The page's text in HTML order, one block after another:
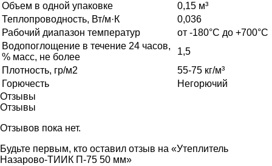
Объем в одной упаковке
0,15 м³
Теплопроводность, Вт/м·К
0,036
Рабочий диапазон температур
от -180°C до +700°C
Водопоглощение в течение 24 часов,
% масс, не более
1,5
Плотность, гр/м2
55-75 кг/м³
Горючесть
Негорючий
Отзывы
Отзывы
Отзывов пока нет.
Будьте первым, кто оставил отзыв на «Утеплитель
Назарово-ТИИК П-75 50 мм»